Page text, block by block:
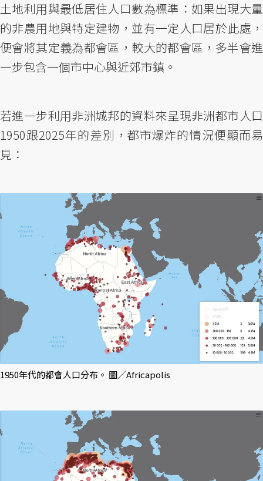
土地利用與最低居住人口數為標準：如果出現大量
的非農用地與特定建物，並有一定人口居於此處，
便會將其定義為都會區，較大的都會區，多半會進
一步包含一個市中心與近郊市鎮。
若進一步利用非洲城邦的資料來呈現非洲都市人口
1950跟2025年的差別，都市爆炸的情況便顯而易
見：
1950年代的都會人口分布。 圖／Africapolis